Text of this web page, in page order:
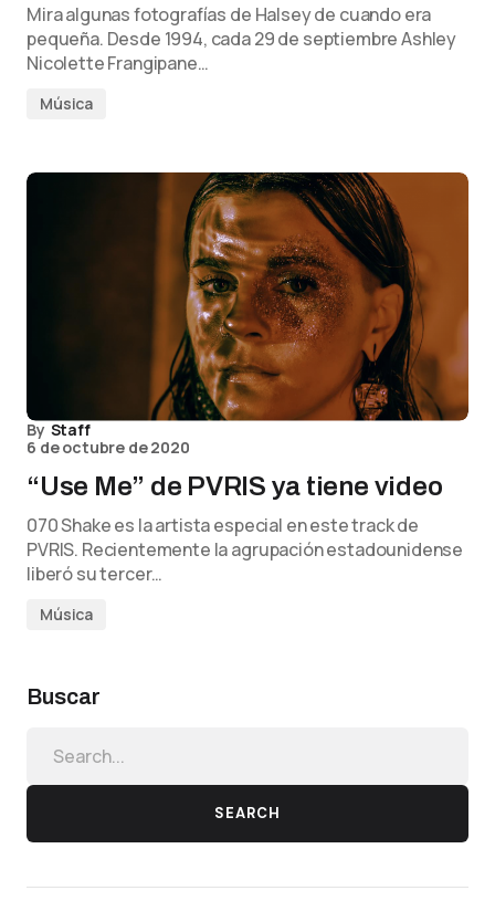
Mira algunas fotografías de Halsey de cuando era
pequeña. Desde 1994, cada 29 de septiembre Ashley
Nicolette Frangipane…
Música
By Staff
6 de octubre de 2020
“Use Me” de PVRIS ya tiene video
070 Shake es la artista especial en este track de
PVRIS. Recientemente la agrupación estadounidense
liberó su tercer…
Música
Buscar
SEARCH